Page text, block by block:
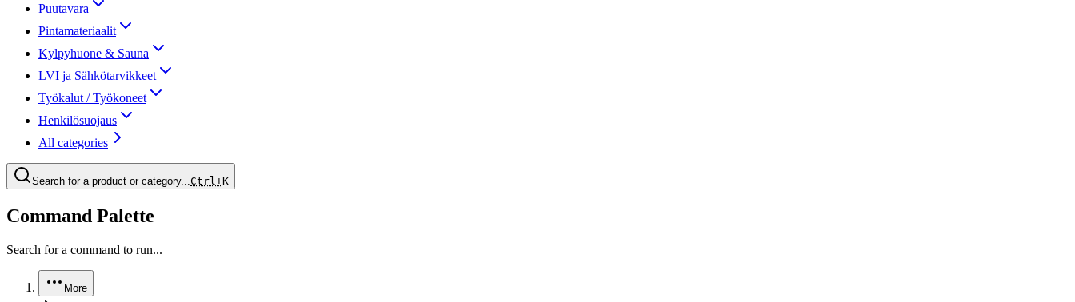
Puutavara
Pintamateriaalit
Kylpyhuone & Sauna
LVI ja Sähkötarvikkeet
Työkalut / Työkoneet
Henkilösuojaus
All categories
Search for a product or category... Ctrl+K
Command Palette
Search for a command to run...
More